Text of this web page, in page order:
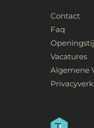
Contact
Faq
Vacatures
Algemene